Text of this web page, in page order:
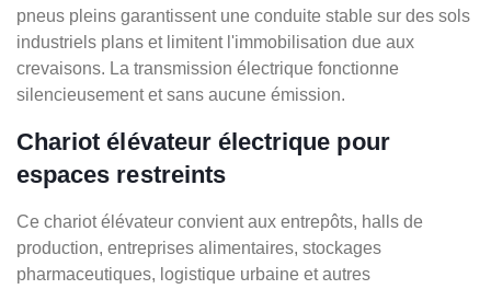
pneus pleins garantissent une conduite stable sur des sols
industriels plans et limitent l'immobilisation due aux
crevaisons. La transmission électrique fonctionne
silencieusement et sans aucune émission.
Chariot élévateur électrique pour
espaces restreints
Ce chariot élévateur convient aux entrepôts, halls de
production, entreprises alimentaires, stockages
pharmaceutiques, logistique urbaine et autres